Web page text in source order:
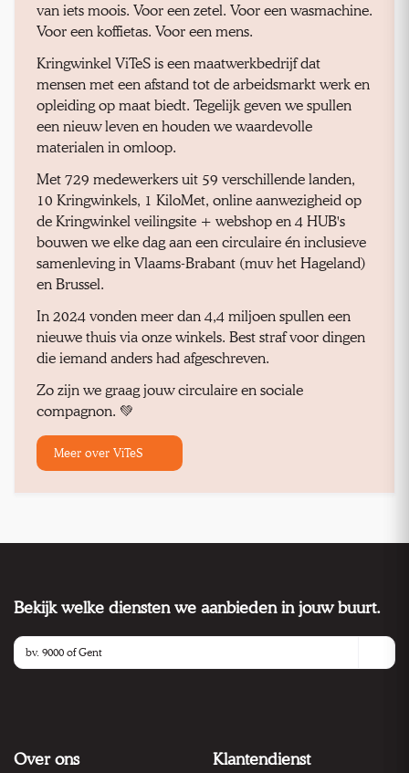
van iets moois. Voor een zetel. Voor een wasmachine.
Voor een koffietas. Voor een mens.
Kringwinkel ViTeS is een maatwerkbedrijf dat
mensen met een afstand tot de arbeidsmarkt werk en
opleiding op maat biedt. Tegelijk geven we spullen
een nieuw leven en houden we waardevolle
materialen in omloop.
Met 729 medewerkers uit 59 verschillende landen,
10 Kringwinkels, 1 KiloMet, online aanwezigheid op
de Kringwinkel veilingsite + webshop en 4 HUB's
bouwen we elke dag aan een circulaire én inclusieve
samenleving in Vlaams-Brabant (muv het Hageland)
en Brussel.
In 2024 vonden meer dan 4,4 miljoen spullen een
nieuwe thuis via onze winkels. Best straf voor dingen
die iemand anders had afgeschreven.
Zo zijn we graag jouw circulaire en sociale
compagnon. 💚
Meer over ViTeS
Bekijk welke diensten we aanbieden in jouw buurt.
Over ons Klantendienst